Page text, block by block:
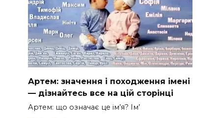
Артем: значення і походження імені
— дізнайтесь все на цій сторінці
Артем: що означає це ім’я? Ім’